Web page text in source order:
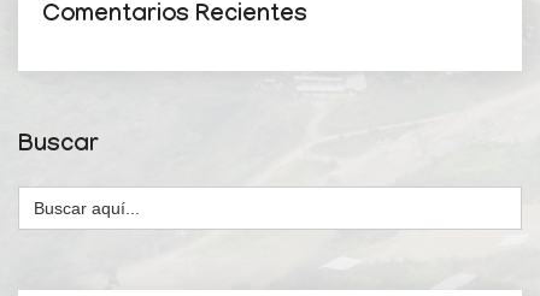
Comentarios Recientes
Buscar
Buscar: